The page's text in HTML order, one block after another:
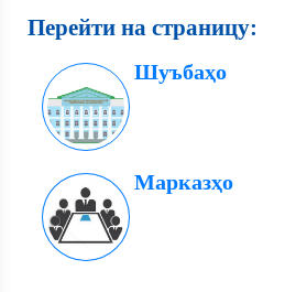
Перейти на страницу:
Шуъбаҳо
Марказҳо